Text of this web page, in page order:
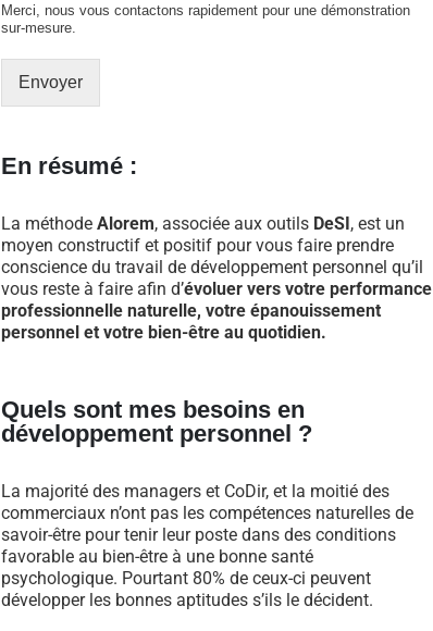
Merci, nous vous contactons rapidement pour une démonstration
sur-mesure.
Envoyer
En résumé :
La méthode Alorem, associée aux outils DeSI, est un
moyen constructif et positif pour vous faire prendre
conscience du travail de développement personnel qu’il
vous reste à faire afin d’évoluer vers votre performance
professionnelle naturelle, votre épanouissement
personnel et votre bien-être au quotidien.
Quels sont mes besoins en
développement personnel ?
La majorité des managers et CoDir, et la moitié des
commerciaux n’ont pas les compétences naturelles de
savoir-être pour tenir leur poste dans des conditions
favorable au bien-être à une bonne santé
psychologique. Pourtant 80% de ceux-ci peuvent
développer les bonnes aptitudes s’ils le décident.